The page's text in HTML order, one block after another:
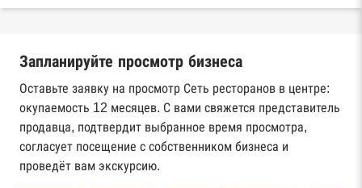
Реестры ЕГРЮЛ и ЕГРИП Федеральной
Реестр государственных контрактов
Федерального казначейства
Картотека арбитражных дел Высшего
арбитражного суда
Единый федеральный реестр сведений о
Запланируйте просмотр бизнеса
Оставьте заявку на просмотр Сеть ресторанов в центре:
окупаемость 12 месяцев. С вами свяжется представитель
продавца, подтвердит выбранное время просмотра,
согласует посещение с собственником бизнеса и
проведёт вам экскурсию.